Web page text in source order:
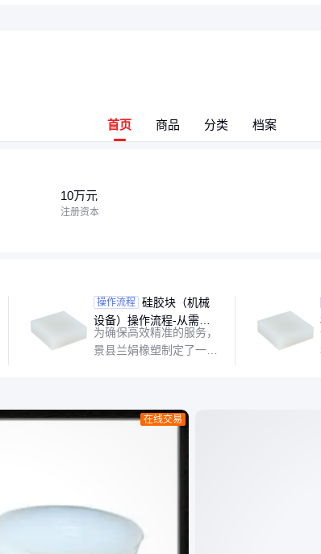
首页 商品 分类 档案
10万元
注册资本
操作流程
设备）操作流程-从需求
沟通到成品交付的标准化
服务
为确保高效精准的服务，
景县兰娟橡塑制定了一套
用环境、性能要求及特殊
供图纸确认
在线交易